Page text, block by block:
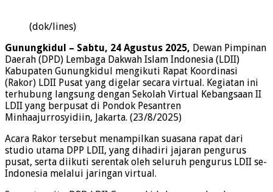
(dok/lines)
Gunungkidul – Sabtu, 24 Agustus 2025, Dewan Pimpinan
Daerah (DPD) Lembaga Dakwah Islam Indonesia (LDII)
Kabupaten Gunungkidul mengikuti Rapat Koordinasi
(Rakor) LDII Pusat yang digelar secara virtual. Kegiatan ini
terhubung langsung dengan Sekolah Virtual Kebangsaan II
LDII yang berpusat di Pondok Pesantren
Minhaajurrosyidiin, Jakarta. (23/8/2025)
Acara Rakor tersebut menampilkan suasana rapat dari
studio utama DPP LDII, yang dihadiri jajaran pengurus
pusat, serta diikuti serentak oleh seluruh pengurus LDII se-
Indonesia melalui jaringan virtual.